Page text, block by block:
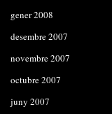
gener 2008
desembre 2007
novembre 2007
octubre 2007
juny 2007